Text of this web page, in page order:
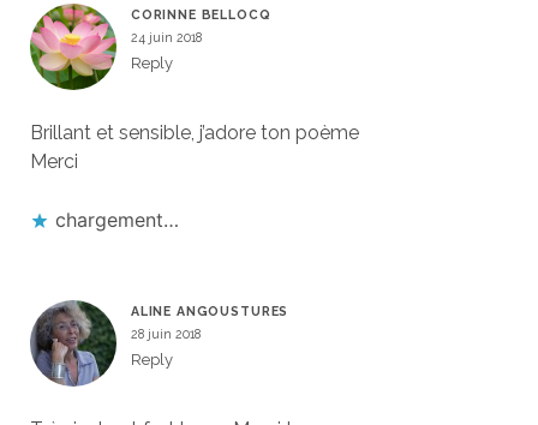
CORINNE BELLOCQ
24 juin 2018
Reply
Brillant et sensible, j’adore ton poème
Merci
chargement…
ALINE ANGOUSTURES
28 juin 2018
Reply